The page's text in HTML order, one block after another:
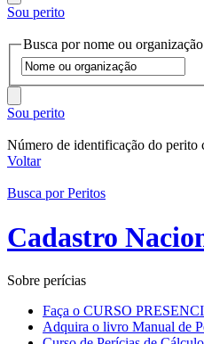
Sou perito
Busca por nome ou organização
Sou perito
Número de identificação do perito
Voltar
Busca por Peritos
Cadastro
Sobre perícias
Faça o CURSO
Adquira o livro Manual de